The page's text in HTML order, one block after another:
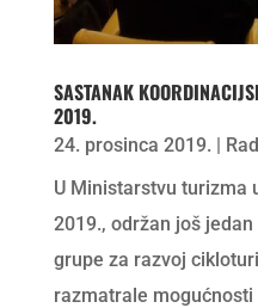
SASTANAK
2019.
24. prosinca 2019. |
U Ministarstvu turizma
2019., održan još
grupe za razvoj
razmatrale